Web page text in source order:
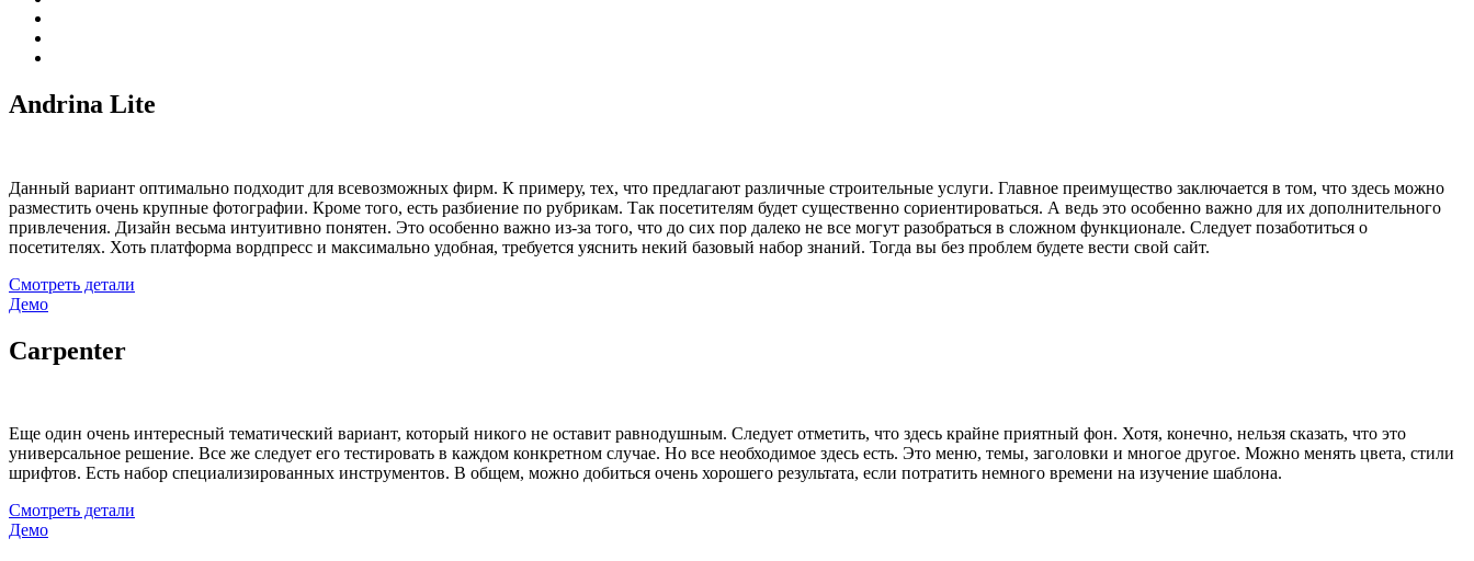
Andrina Lite
Данный вариант оптимально подходит для всевозможных фирм. К примеру, тех, что предлагают различные строительные услуги. Главное преимущество заключается в том, что здесь можно
разместить очень крупные фотографии. Кроме того, есть разбиение по рубрикам. Так посетителям будет существенно сориентироваться. А ведь это особенно важно для их дополнительного
привлечения. Дизайн весьма интуитивно понятен. Это особенно важно из-за того, что до сих пор далеко не все могут разобраться в сложном функционале. Следует позаботиться о
посетителях. Хоть платформа вордпресс и максимально удобная, требуется уяснить некий базовый набор знаний. Тогда вы без проблем будете вести свой сайт.
Смотреть детали
Демо
Carpenter
Еще один очень интересный тематический вариант, который никого не оставит равнодушным. Следует отметить, что здесь крайне приятный фон. Хотя, конечно, нельзя сказать, что это
универсальное решение. Все же следует его тестировать в каждом конкретном случае. Но все необходимое здесь есть. Это меню, темы, заголовки и многое другое. Можно менять цвета, стили
шрифтов. Есть набор специализированных инструментов. В общем, можно добиться очень хорошего результата, если потратить немного времени на изучение шаблона.
Смотреть детали
Демо